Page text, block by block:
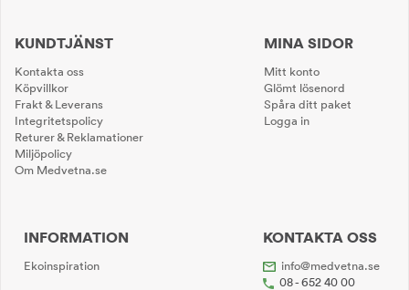
KUNDTJÄNST
Kontakta oss
Köpvillkor
Frakt & Leverans
Integritetspolicy
Returer & Reklamationer
Miljöpolicy
Om Medvetna.se
MINA SIDOR
Mitt konto
Glömt lösenord
Spåra ditt paket
Logga in
INFORMATION
Ekoinspiration
KONTAKTA OSS
info@medvetna.se
08 - 652 40 00